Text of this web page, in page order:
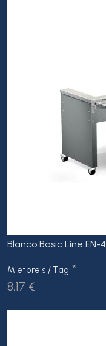
Blanco Basic Line EN-4
Mietpreis / Tag *
8,17 €